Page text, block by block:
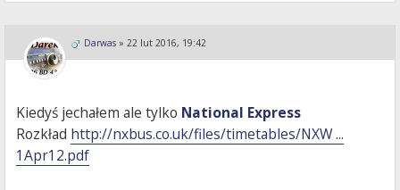
Darwas » 22 lut 2016, 19:42
Kiedyś jechałem ale tylko National Express
Rozkład http://nxbus.co.uk/files/timetables/NXW ...
1Apr12.pdf